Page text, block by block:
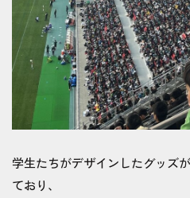
学生たちがデザインしたグッズ
ており、